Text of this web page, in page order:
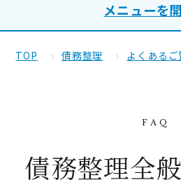
メニューを
TOP 債務整理 よくあるご
債務整理全